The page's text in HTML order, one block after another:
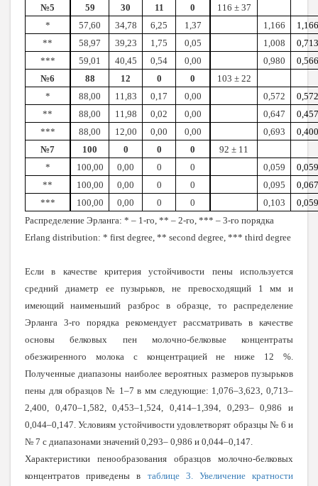
№5 59 30 11 0
116 ± 37
*
57,60 34,78 6,25 1,37 1,166
1,166
**
58,97 39,23 1,75 0,05 1,008
0,713
***
59,01 40,45 0,54 0,00 0,980
0,566
№6
88 12 0 0
103 ± 22
*
88,00 11,83 0,17 0,00 0,572
0,572
**
88,00 11,98 0,02 0,00 0,647
0,457
***
88,00 12,00 0,00 0,00 0,693
0,400
№7
100 0 0 0
92 ± 11
*
100,00 0,00 0 0 0,059
0,059
**
100,00 0,00 0 0 0,095
0,067
***
100,00 0,00 0 0 0,103
0,059
Распределение Эрланга: * – 1-го, ** – 2-го, *** – 3-го порядка
Erlang distribution: * first degree, ** second degree, *** third degree
Если в качестве критерия устойчивости пены используется
средний диаметр ее пузырьков, не превосходящий 1 мм и
имеющий наименьший разброс в образце, то распределение
Эрланга 3-го порядка рекомендует рассматривать в качестве
основы белковых пен молочно-белковые концентраты
обезжиренного молока с концентрацией не ниже 12 %.
Полученные диапазоны наиболее вероятных размеров пузырьков
пены для образцов № 1–7 в мм следующие: 1,076–3,623, 0,713–
2,400, 0,470–1,582, 0,453–1,524, 0,414–1,394, 0,293– 0,986 и
0,044–0,147. Условиям устойчивости удовлетворят образцы № 6 и
№ 7 с диапазонами значений 0,293– 0,986 и 0,044–0,147.
Характеристики пенообразования образцов молочно-белковых
концентратов приведены в таблице 3. Увеличение кратности